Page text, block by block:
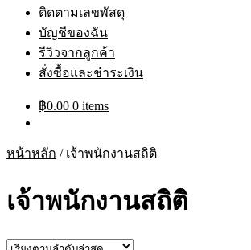
ติดตามเลขพัสดุ
บัญชีของฉัน
รีวิวจากลูกค้า
สั่งซื้อและชำระเงิน
฿0.00 0 items
หน้าหลัก / เจ้าพนักงานสถิติ
เจ้าพนักงานสถิติ